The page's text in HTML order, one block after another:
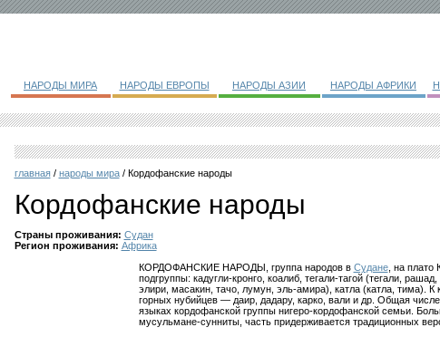
НАРОДЫ МИРА НАРОДЫ ЕВРОПЫ НАРОДЫ АЗИИ НАРОДЫ АФРИКИ
главная/ народы мира/ Кордофанские народы
Кордофанские народы
Страны проживания: Судан
Регион проживания: Африка
КОРДОФАНСКИЕ НАРОДЫ, группа народов в Судане, на плато
подгруппы: кадугли-кронго, коалиб, тегали-тагой (тегали,
элири, масакин, тачо, лумун, эль-амира), катла (катла, тима). К
горных нубийцев — даир, дадару, карко, вали и др. Общая
языках кордофанской группы нигеро-кордофанской семьи.
мусульмане-сунниты, часть придерживается традиционных